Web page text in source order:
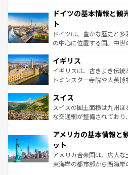
せる。地方によって風土や
ンテンツ一覧 を参照してほ
で、幅広い魅力が詰まって
聖堂、美しいビーチ、そし
から魅了する。また、フ
れ、フランス料理はユネ
香り高いラベンダー畑など
らに、パリ以外の地域に
も豊かな歴史と文化が息づ
を参照してほしい。
ドイツの基本情報と観
ト
ドイツは、豊かな歴史と
の中心に位置する国。中
顔を持つこの国は、どこを
ルリンの文化的活気、バ
してライン川沿いのワイ
は、お酒好きな人にはぜひ体験して
ドイツ情報はコンテンツ一
イギリス
イギリスは、古きよき伝
トミンスター寺院や大英
リアごとに異なる魅力があ
ティー、ビール好きには
戦など、本場だからこそ
ンツ一覧を参照してほしい
スイス
スイスの国土面積は九州
な交通網が整備されてお
の建物がそのまま残る町や
博物館もあり、アルプス観
ことができる。国民の所得
者向けの交通パス提供の
アメリカの基本情報と
ット
アメリカ合衆国は、広大な
東海岸の都市部から西海